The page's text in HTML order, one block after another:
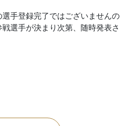
手登録完了ではございませんの
選手が決まり次第、随時発表さ